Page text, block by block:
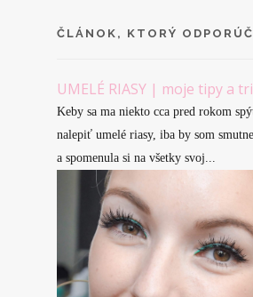
ČLÁNOK, KTORÝ
UMELÉ RIASY | moje tipy a
Keby sa ma niekto cca pred rokom
nalepiť umelé riasy, iba by som
a spomenula si na všetky svoj...